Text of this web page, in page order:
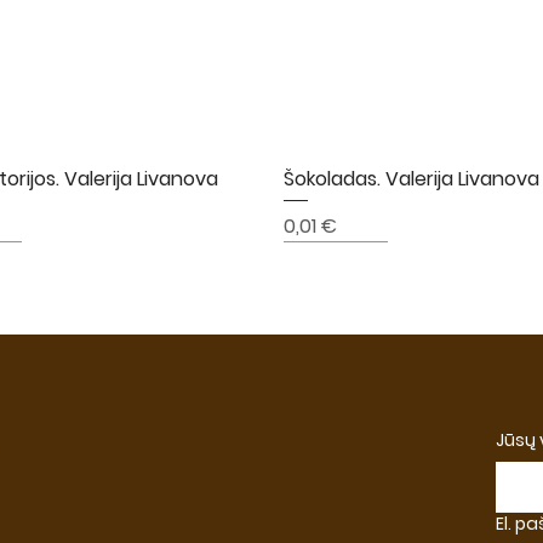
Greita peržiūra
Valerija Livanova
Greita peržiūra
Šokoladas. Valerija Livanova
Kaina
0,01 €
Jūsų
El.